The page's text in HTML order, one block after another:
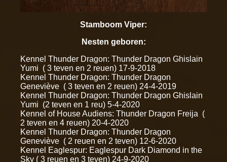
Stamboom Viper:
Nesten geboren:
Kennel Thunder Dragon: Thunder Dragon Ghislain
Yumi ( 3 teven en 2 reuen) 17-9-2018
Kennel Thunder Dragon: Thunder Dragon
Geneviève ( 3 teven en 2 reuen) 24-4-2019
Kennel Thunder Dragon: Thunder Dragon Ghislain
Yumi (2 teven en 1 reu) 5-4-2020
Kennel of House Audiens: Thunder Dragon Freija (
2 teven en 4 reuen) 20-4-2020
Kennel Thunder Dragon: Thunder Dragon
Geneviève ( 2 reuen en 2 teven) 12-6-2020
Kennel Eaglespur: Eaglespur Dark Diamond in the
Sky ( 3 reuen en 3 teven) 24-9-2020